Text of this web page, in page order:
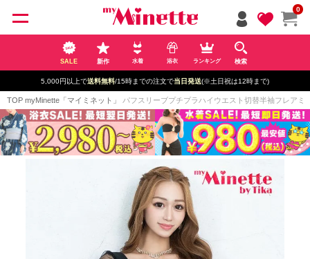
0
SALE 新作 水着 浴衣 ランキング 検索
5,000円以上で送料無料/15時までの注文で当日発送(※土日祝は12時まで)
TOP myMinette「マイミネット」 パフスリーブプチプラハイウエスト切替半袖フレア
ペー
ジト
ップ